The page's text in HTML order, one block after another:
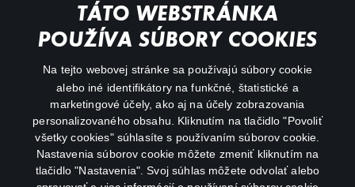
TÁTO WEBSTRÁNKA
POUŽÍVA SÚBORY COOKIES
Na tejto webovej stránke sa používajú súbory cookie
alebo iné identifikátory na funkčné, štatistické a
marketingové účely, ako aj na účely zobrazovania
personalizovaného obsahu. Kliknutím na tlačidlo "Povoliť
všetky cookies" súhlasíte s používaním súborov cookie.
Nastavenia súborov cookie môžete zmeniť kliknutím na
tlačidlo "Nastavenia". Svoj súhlas môžete odvolať alebo
O aplikácii Canal+